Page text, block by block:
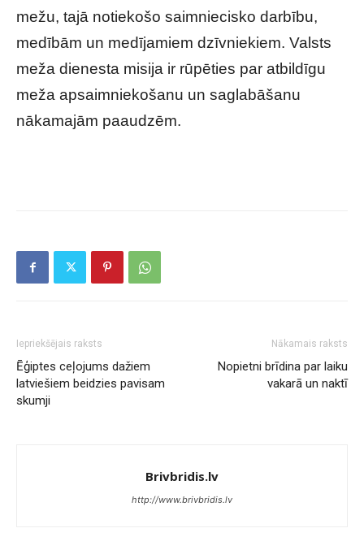
mežu, tajā notiekošo saimniecisko darbību,
medībām un medījamiem dzīvniekiem. Valsts
meža dienesta misija ir rūpēties par atbildīgu
meža apsaimniekošanu un saglabāšanu
nākamajām paaudzēm.
Iepriekšējais raksts
Ēģiptes ceļojums dažiem
latviešiem beidzies pavisam
skumji
Nākamais raksts
Nopietni brīdina par laiku
vakarā un naktī
Brivbridis.lv
http://www.brivbridis.lv